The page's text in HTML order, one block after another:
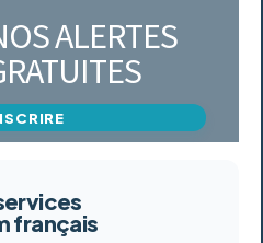
ALERTES
français